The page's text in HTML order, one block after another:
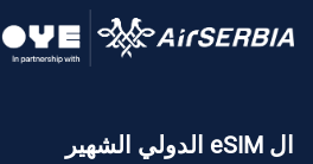
ال eSIM الدولي الشهير